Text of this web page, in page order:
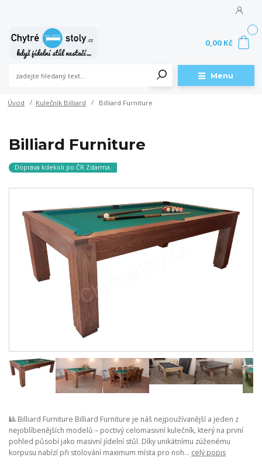
Menu
0,00 Kč
Úvod Kulečník Billiard Billiard Furniture
Billiard Furniture
Doprava kdekoli po ČR Zdarma.
🎱 Billiard Furniture Billiard Furniture je náš nejpoužívanější a jeden z
nejoblíbenějších modelů – poctivý celomasivní kulečník, který na první
pohled působí jako masivní jídelní stůl. Díky unikátnímu zúženému
korpusu nabízí při stolování maximum místa pro noh... celý popis